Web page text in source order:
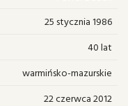
25 stycznia 1986
40 lat
warmińsko-mazurskie
22 czerwca 2012